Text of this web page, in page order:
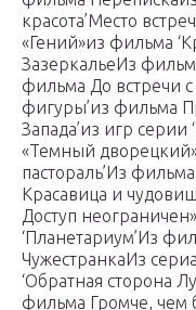
красота’Место
«Гений»из фильма
ЗазеркальеИз
фильма До встречи
фигуры’из фильма
Запада’из игр серии
«Темный
пастораль’Из
Красавица и
Доступ
‘Планетариум’Из
ЧужестранкаИз
‘Обратная сторона
фильма Громче, чем